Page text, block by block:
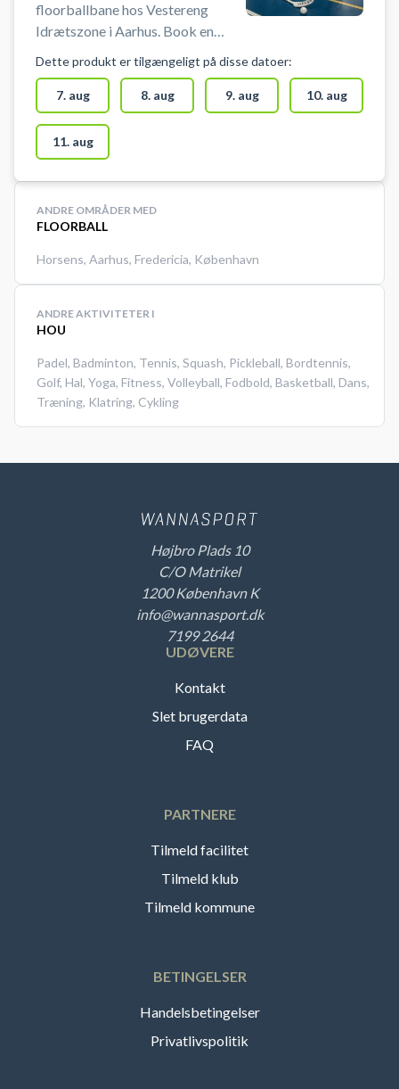
floorballbane hos Vestereng
Idrætszone i Aarhus. Book en
Aarhus på en indendørs
floorballbane hos Vestereng
Idrætszone. Floorballbanen i
Aarhus udgør 1/3 af hallen. Gratis
parkering ved grus parkeringen 50
meter fra hallen ved booking af
floorballbane i Aarhus hos
Vestereng Idrætszone.
Dette produkt er tilgængeligt på disse datoer:
7. aug 8. aug 9. aug 10. aug
11. aug
ANDRE OMRÅDER MED
FLOORBALL
Horsens, Aarhus, Fredericia, København
ANDRE AKTIVITETER I
HOU
Padel, Badminton, Tennis, Squash, Pickleball, Bordtennis,
Golf, Hal, Yoga, Fitness, Volleyball, Fodbold, Basketball, Dans,
Træning, Klatring, Cykling
Højbro Plads 10
C/O Matrikel
1200 København K
info@wannasport.dk
7199 2644
UDØVERE
Kontakt
Slet brugerdata
FAQ
PARTNERE
Tilmeld facilitet
Tilmeld klub
Tilmeld kommune
BETINGELSER
Handelsbetingelser
Privatlivspolitik